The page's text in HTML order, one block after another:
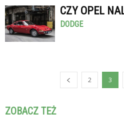
CZY OPEL
DODGE
2 3
ZOBACZ TEŻ